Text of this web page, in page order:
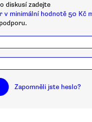
diskusí zadejte
v minimální hodnotě 50 Kč
Zapomněli jste heslo?